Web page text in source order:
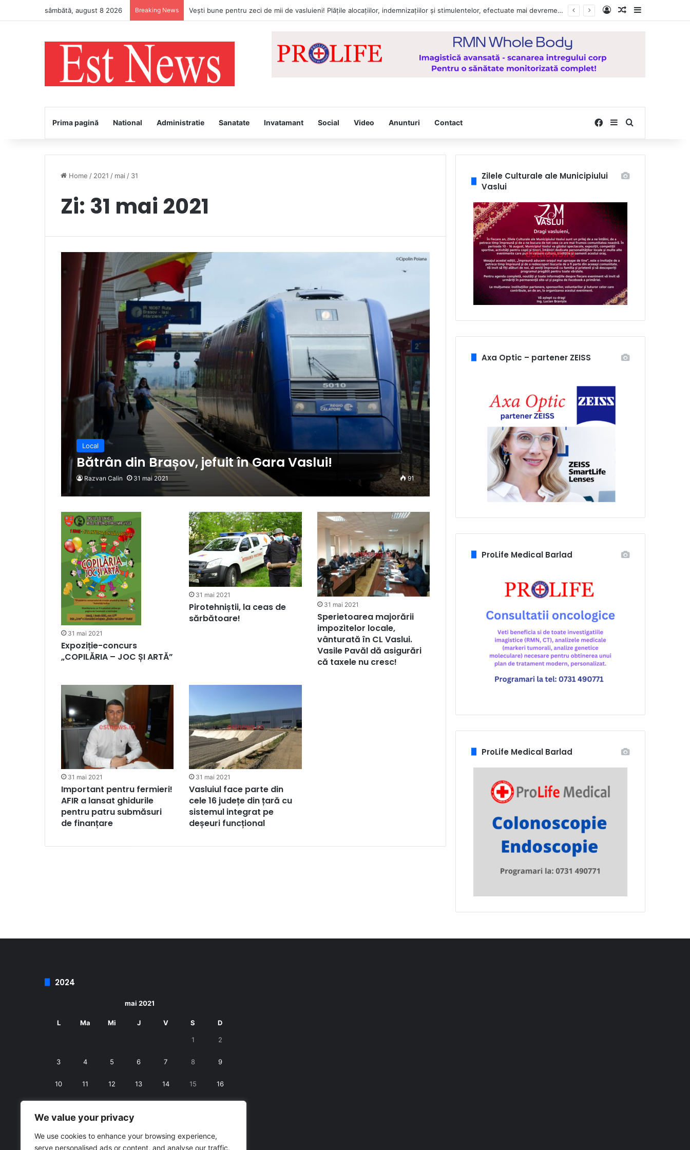
We value your privacy
We use cookies to enhance your browsing experience,
serve personalised ads or content, and analyse our traffic.
sâmbătă, august 8 2026 Breaking News Vești bune pentru zeci de mii de vasluieni! Plățile alocațiilor, indemnizațiilor și stimulentelor, efectuate mai devreme în luna august 2026 Log InRandom Article
Prima pagină National Administratie Sanatate Invatamant Social Video Anunturi Contact Facebook
SidebarSearch for
Home / 2021 / mai / 31
Zi: 31 mai 2021
Local
Bătrân din Brașov, jefuit în Gara Vaslui!
Razvan Calin 31 mai 2021 91
31 mai 2021
Expoziție-concurs
„COPILĂRIA – JOC ȘI ARTĂ”
31 mai 2021
Pirotehniștii, la ceas de
sărbătoare!
31 mai 2021
Sperietoarea majorării
impozitelor locale,
vânturată în CL Vaslui.
Vasile Pavăl dă asigurări
că taxele nu cresc!
31 mai 2021
Important pentru fermieri!
AFIR a lansat ghidurile
pentru patru submăsuri
de finanțare
31 mai 2021
Vasluiul face parte din
cele 16 județe din țară cu
sistemul integrat pe
deșeuri funcțional
Zilele Culturale ale Municipiului
Vaslui
Axa Optic – partener ZEISS
ProLife Medical Barlad
ProLife Medical Barlad
2024
mai 2021
L Ma Mi J V S D
1 2
3 4 5 6 7 8 9
10 11 12 13 14 15 16